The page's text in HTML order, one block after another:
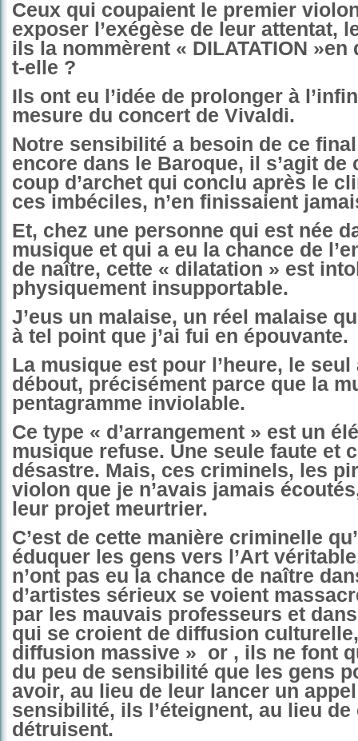
Ceux qui coupaient le premier
exposer l’exégèse de leur attentat,
ils la nommèrent « DILATATION
t-elle ?
Ils ont eu l’idée de prolonger à
mesure du concert de Vivaldi.
Notre sensibilité a besoin de ce
encore dans le Baroque, il s’agit de
coup d’archet qui conclu après le
ces imbéciles, n’en finissaient
Et, chez une personne qui est née
musique et qui a eu la chance de
de naître, cette « dilatation » est
physiquement insupportable.
J’eus un malaise, un réel malaise
à tel point que j’ai fui en épouvante.
La musique est pour l’heure, le
débout, précisément parce que la
pentagramme inviolable.
Ce type « d’arrangement » est un
musique refuse. Une seule faute et
désastre. Mais, ces criminels, les
violon que je n’avais jamais
leur projet meurtrier.
C’est de cette manière criminelle
éduquer les gens vers l’Art
n’ont pas eu la chance de naître
d’artistes sérieux se voient
par les mauvais professeurs et
qui se croient de diffusion
diffusion massive » or , ils ne font
du peu de sensibilité que les gens
avoir, au lieu de leur lancer un
sensibilité, ils l’éteignent, au lieu
détruisent.